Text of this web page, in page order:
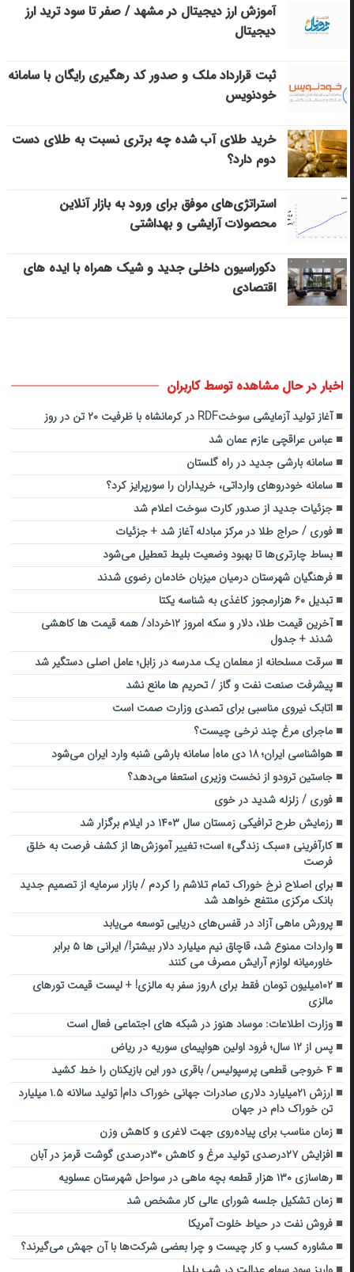
آموزش ارز دیجیتال در مشهد / صفر تا سود ترید ارز
دیجیتال
ثبت قرارداد ملک و صدور کد رهگیری رایگان با سامانه
خودنویس
خرید طلای آب شده چه برتری نسبت به طلای دست
دوم دارد؟
استراتژی‌های موفق برای ورود به بازار آنلاین
محصولات آرایشی و بهداشتی
دکوراسیون داخلی جدید و شیک همراه با ایده های
اقتصادی
اخبار در حال مشاهده توسط کاربران
آغاز تولید آزمایشی سوختRDF در کرمانشاه با ظرفیت ۲۰ تن در روز
عباس عراقچی عازم عمان شد
سامانه بارشی جدید در راه گلستان
سامانه خودروهای وارداتی، خریداران را سورپرایز کرد؟
جزئیات جدید از صدور کارت سوخت اعلام شد
فوری / حراج طلا در مرکز مبادله آغاز شد + جزئیات
بساط چارتری‌ها تا بهبود وضعیت بلیط تعطیل می‌شود
فرهنگیان شهرستان درمیان میزبان خادمان رضوی شدند
تبدیل ۶۰ هزارمجوز کاغذی به شناسه یکتا
آخرین قیمت طلا، دلار و سکه امروز ۱۲خرداد/ همه قیمت ها کاهشی
شدند + جدول
سرقت مسلحانه از معلمان یک مدرسه در زابل؛ عامل اصلی دستگیر شد
پیشرفت صنعت نفت و گاز / تحریم ها مانع نشد
اتابک نیروی مناسبی برای تصدی وزارت صمت است
ماجرای مرغ چند نرخی چیست؟
هواشناسی ایران؛ ۱۸ دی ماه| سامانه بارشی شنبه وارد ایران می‌شود
جاستین ترودو از نخست وزیری استعفا می‌دهد؟
فوری / زلزله‌ شدید در خوی
رزمایش طرح ترافیکی زمستان سال ۱۴۰۳ در ایلام برگزار شد
کارآفرینی «سبک زندگی» است؛ تغییر آموزش‌ها از کشف فرصت به خلق
فرصت
برای اصلاح نرخ خوراک تمام تلاشم را کردم / بازار سرمایه از تصمیم جدید
بانک مرکزی منتفع خواهد شد
پرورش ماهی آزاد در قفس‌های دریایی توسعه می‌یابد
واردات ممنوع شد، قاچاق نیم میلیارد دلار بیشتر!/ ایرانی ها ۵ برابر
خاورمیانه لوازم آرایش مصرف می کنند
۱۰۲میلیون تومان فقط برای ۸روز سفر به مالزی! + لیست قیمت تورهای
مالزی
وزارت اطلاعات: موساد هنوز در شبکه های اجتماعی فعال است
پس از ۱۲ سال؛ فرود اولین هواپیمای سوریه در ریاض
۴ خروجی قطعی پرسپولیس/ باقری دور این بازیکنان را خط کشید
ارزش ۲۱میلیارد دلاری صادرات جهانی خوراک دام| تولید سالانه ۱.۵ میلیارد
تن خوراک دام در جهان
زمان مناسب برای پیاده‌روی جهت لاغری و کاهش وزن
افزایش ۲۷درصدی تولید مرغ و کاهش ۳۰درصدی گوشت قرمز در آبان
رهاسازی ۱۳۰ هزار قطعه بچه ماهی در سواحل شهرستان عسلویه
زمان تشکیل جلسه شورای عالی کار مشخص شد
فروش نفت در حیاط خلوت آمریکا
مشاوره کسب و کار چیست و چرا بعضی شرکت‌ها با آن جهش می‌گیرند؟